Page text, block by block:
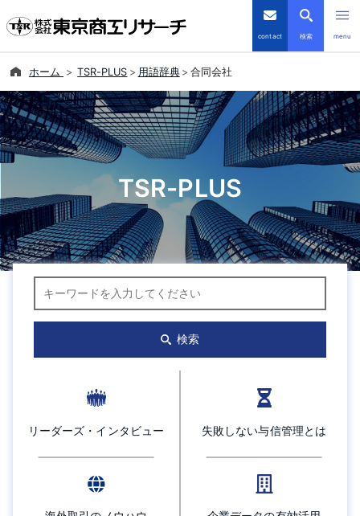
contact 検索 menu
TSRデータインサイト
優良企業サイト
会社案内
商品・サービス
導入事例
English
ホーム TSR-PLUS 用語辞典 合同会社
TSR-PLUS
キーワード検索
検索
リーダーズ・インタビュー 失敗しない与信管理とは